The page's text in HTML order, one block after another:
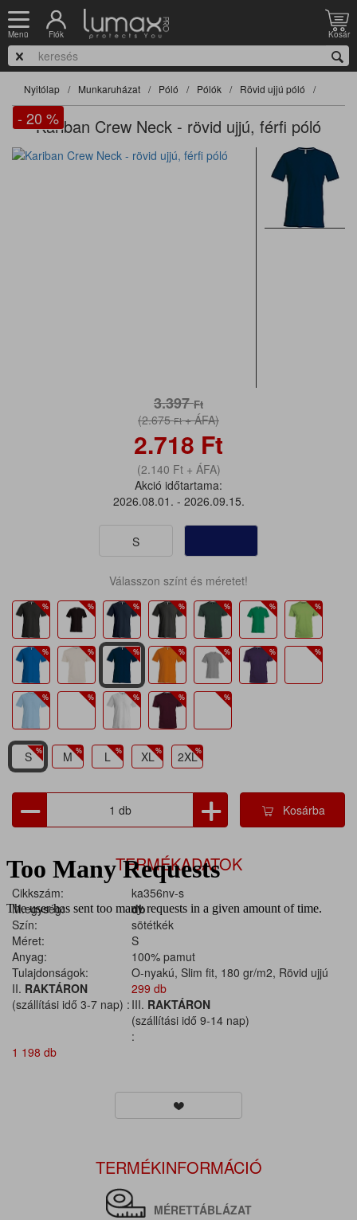
Menü Fiók Kosár
Nyitólap Munkaruházat Póló Pólók Rövid ujjú póló
Kariban Crew Neck - rövid ujjú, férfi póló
- 20 %
3.397Ft
(2.675Ft+ ÁFA)
2.718 Ft
(2.140 Ft+ ÁFA)
Akció időtartama:
2026.08.01. - 2026.09.15.
S
Válasszon színt és méretet!
S M L XL 2XL
Kosárba
TERMÉKADATOK
Cikkszám:
ka356nv-s
M.egység:
db
Szín:
sötétkék
Méret:
S
Anyag:
100% pamut
Tulajdonságok:
O-nyakú, Slim fit, 180 gr/m2, Rövid ujjú
II. RAKTÁRON
(szállítási idő 3-7 nap) :
299 db
III. RAKTÁRON
(szállítási idő 9-14 nap)
:
1 198 db
TERMÉKINFORMÁCIÓ
MÉRETTÁBLÁZAT